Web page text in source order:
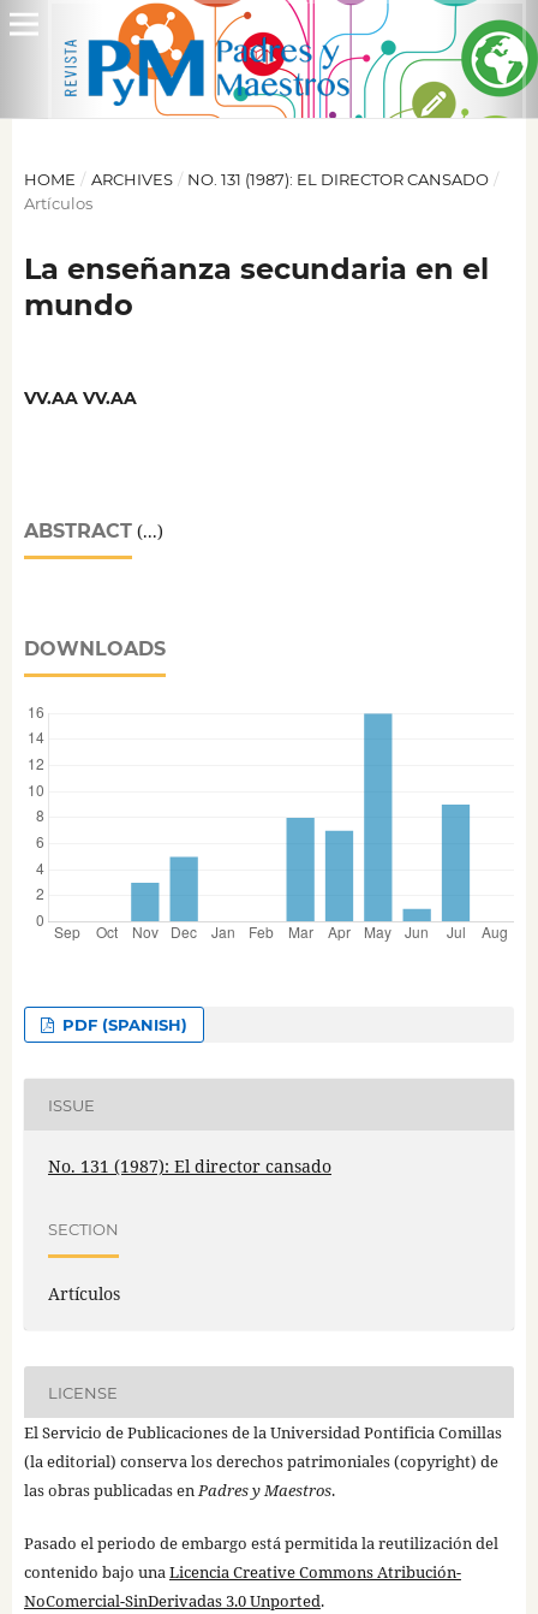
HOME / ARCHIVES / NO. 131 (1987): EL DIRECTOR CANSADO /
Artículos
La enseñanza secundaria en el
mundo
VV.AA VV.AA
ABSTRACT(...)
DOWNLOADS
PDF (SPANISH)
ISSUE
No. 131 (1987): El director cansado
SECTION
Artículos
LICENSE
El Servicio de Publicaciones de la Universidad Pontificia Comillas
(la editorial) conserva los derechos patrimoniales (copyright) de
las obras publicadas enPadres y Maestros.
Pasado el periodo de embargo está permitida la reutilización del
contenido bajo unaLicencia Creative Commons Atribución-
NoComercial-SinDerivadas 3.0 Unported.